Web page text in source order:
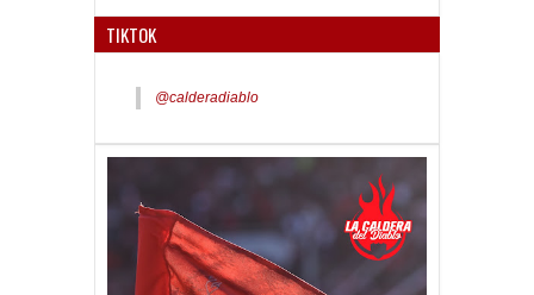
TIKTOK
@calderadiablo